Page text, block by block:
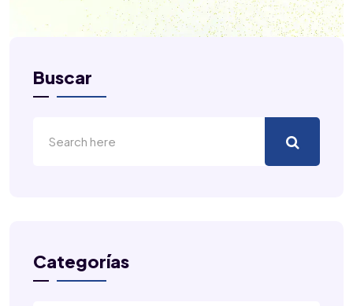
Buscar
Categorías